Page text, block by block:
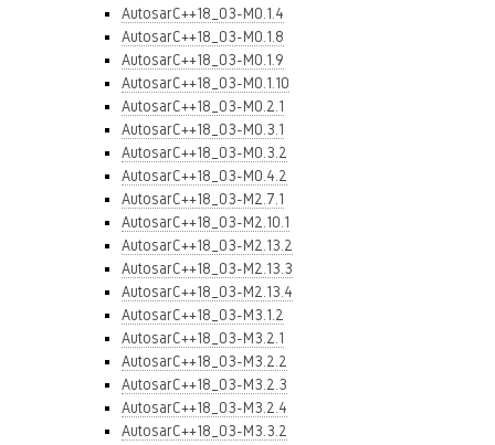
AutosarC++18_03-M0.1.4
AutosarC++18_03-M0.1.8
AutosarC++18_03-M0.1.9
AutosarC++18_03-M0.1.10
AutosarC++18_03-M0.2.1
AutosarC++18_03-M0.3.1
AutosarC++18_03-M0.3.2
AutosarC++18_03-M0.4.2
AutosarC++18_03-M2.7.1
AutosarC++18_03-M2.10.1
AutosarC++18_03-M2.13.2
AutosarC++18_03-M2.13.3
AutosarC++18_03-M2.13.4
AutosarC++18_03-M3.1.2
AutosarC++18_03-M3.2.1
AutosarC++18_03-M3.2.2
AutosarC++18_03-M3.2.3
AutosarC++18_03-M3.2.4
AutosarC++18_03-M3.3.2